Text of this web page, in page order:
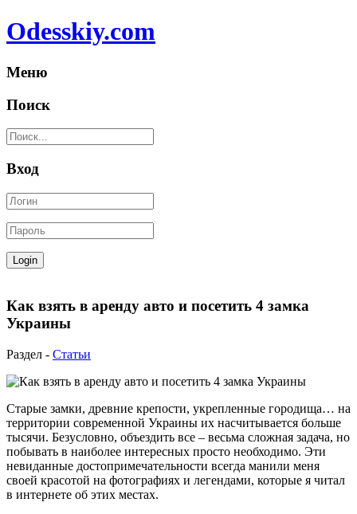
Odesskiy.com
Меню
Поиск
Вход
Как взять в аренду авто и посетить 4 замка
Украины
Раздел - Статьи
Старые замки, древние крепости, укрепленные городища… на
территории современной Украины их насчитывается больше
тысячи. Безусловно, объездить все – весьма сложная задача, но
побывать в наиболее интересных просто необходимо. Эти
невиданные достопримечательности всегда манили меня
своей красотой на фотографиях и легендами, которые я читал
в интернете об этих местах.